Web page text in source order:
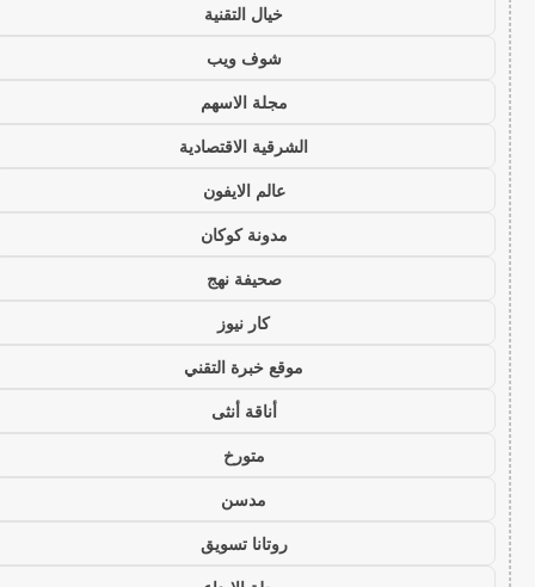
خيال التقنية
شوف ويب
مجلة الاسهم
الشرقية الاقتصادية
عالم الايفون
مدونة كوكان
صحيفة نهج
كار نيوز
موقع خبرة التقني
أناقة أنثى
متورخ
مدسن
روتانا تسويق